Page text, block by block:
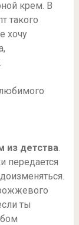
крем. В
такого
хочу
из детства.
передается
ты